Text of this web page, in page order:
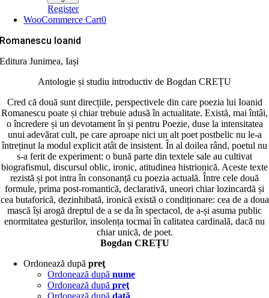
Register
WooCommerce Cart0
Romanescu Ioanid
Editura Junimea, Iași
Antologie și studiu introductiv de Bogdan CREȚU
Cred că două sunt direcțiile, perspectivele din care poezia lui Ioanid
Romanescu poate și chiar trebuie adusă în actualitate. Există, mai întâi,
o încredere și un devotament în și pentru Poezie, duse la intensitatea
unui adevărat cult, pe care aproape nici un alt poet postbelic nu le-a
întreținut la modul explicit atât de insistent. În al doilea rând, poetul nu
s-a ferit de experiment: o bună parte din textele sale au cultivat
biografismul, discursul oblic, ironic, atitudinea histrionică. Aceste texte
rezistă și pot intra în consonanță cu poezia actuală. Între cele două
formule, prima post-romantică, declarativă, uneori chiar lozincardă și
cea butaforică, dezinhibată, ironică există o condiționare: cea de a doua
mască își arogă dreptul de a se da în spectacol, de a-și asuma public
enormitatea gesturilor, insolența tocmai în calitatea cardinală, dacă nu
chiar unică, de poet.
Bogdan CREȚU
Ordonează dupăpreţ
Ordonează dupănume
Ordonează dupăpreţ
Ordonează dupădată